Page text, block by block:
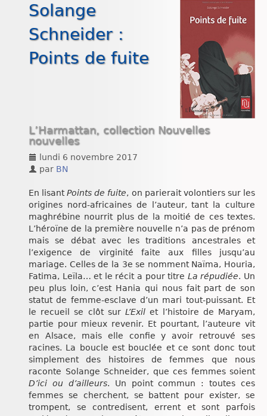
Nouvelles à lire
L’équipe de ND
Chroniques
Solange
Schneider :
Points de fuite
L’Harmattan, collection Nouvelles
nouvelles
lundi 6 novembre 2017
par BN
En lisantPoints de fuite, on parierait volontiers sur les
origines nord-africaines de l’auteur, tant la culture
maghrébine nourrit plus de la moitié de ces textes.
L’héroïne de la première nouvelle n’a pas de prénom
mais se débat avec les traditions ancestrales et
l’exigence de virginité faite aux filles jusqu’au
mariage. Celles de la 3e se nomment Naïma, Houria,
Fatima, Leïla… et le récit a pour titre La répudiée. Un
peu plus loin, c’est Hania qui nous fait part de son
statut de femme-esclave d’un mari tout-puissant. Et
le recueil se clôt surL’Exil et l’histoire de Maryam,
partie pour mieux revenir. Et pourtant, l’auteure vit
en Alsace, mais elle confie y avoir retrouvé ses
racines. La boucle est bouclée et ce sont donc tout
simplement des histoires de femmes que nous
raconte Solange Schneider, que ces femmes soient
D’ici ou d’ailleurs. Un point commun : toutes ces
femmes se cherchent, se battent pour exister, se
trompent, se contredisent, errent et sont parfois